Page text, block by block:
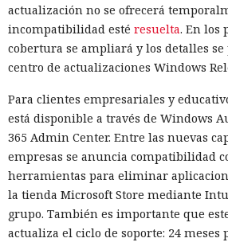
actualización no se ofrecerá
incompatibilidad esté resuelta. En los
cobertura se ampliará y los detalles
centro de actualizaciones Windows
Para clientes empresariales y
está disponible a través de Windows
365 Admin Center. Entre las nuevas
empresas se anuncia compatibilidad
herramientas para eliminar
la tienda Microsoft Store mediante
grupo. También es importante que
actualiza el ciclo de soporte: 24 meses